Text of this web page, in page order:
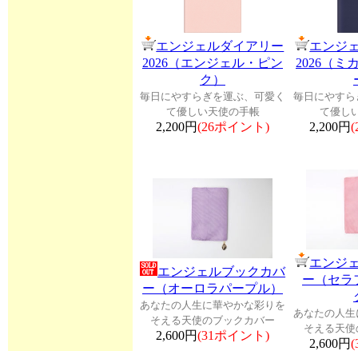
エンジェルダイアリー
2026（エンジェル・ピン
ク）
毎日にやすらぎを運ぶ、可愛く
て優しい天使の手帳
2,200円(26ポイント)
エンジ
2026（ミ
毎日にやす
て優し
2,200円
エンジェルブックカバ
ー（オーロラパープル）
あなたの人生に華やかな彩りを
そえる天使のブックカバー
2,600円(31ポイント)
エンジ
ー（セラ
あなたの人
そえる天
2,600円